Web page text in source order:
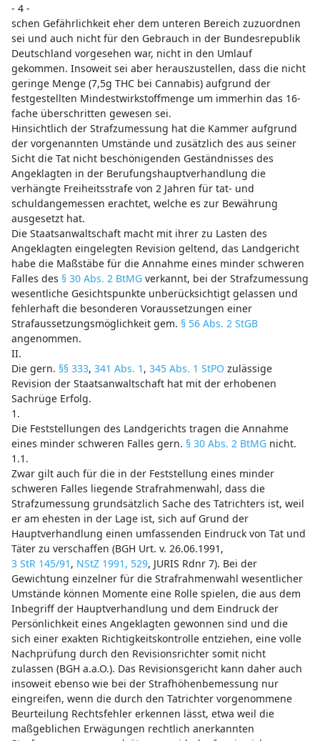
- 4 -
schen Gefährlichkeit eher dem unteren Bereich zuzuordnen
sei und auch nicht für den Gebrauch in der Bundesrepublik
Deutschland vorgesehen war, nicht in den Umlauf
gekommen. Insoweit sei aber herauszustellen, dass die nicht
geringe Menge (7,5g THC bei Cannabis) aufgrund der
festgestellten Mindestwirkstoffmenge um immerhin das 16-
fache überschritten gewesen sei.
Hinsichtlich der Strafzumessung hat die Kammer aufgrund
der vorgenannten Umstände und zusätzlich des aus seiner
Sicht die Tat nicht beschönigenden Geständnisses des
Angeklagten in der Berufungshauptverhandlung die
verhängte Freiheitsstrafe von 2 Jahren für tat- und
schuldangemessen erachtet, welche es zur Bewährung
ausgesetzt hat.
Die Staatsanwaltschaft macht mit ihrer zu Lasten des
Angeklagten eingelegten Revision geltend, das Landgericht
habe die Maßstäbe für die Annahme eines minder schweren
Falles des § 30 Abs. 2 BtMGverkannt, bei der Strafzumessung
wesentliche Gesichtspunkte unberücksichtigt gelassen und
fehlerhaft die besonderen Voraussetzungen einer
Strafaussetzungsmöglichkeit gem. § 56 Abs. 2 StGB
angenommen.
II.
Die gern. §§ 333, 341 Abs. 1 , 345 Abs. 1 StPO zulässige
Revision der Staatsanwaltschaft hat mit der erhobenen
Sachrüge Erfolg.
1.
Die Feststellungen des Landgerichts tragen die Annahme
eines minder schweren Falles gern. § 30 Abs. 2 BtMGnicht.
1.1.
Zwar gilt auch für die in der Feststellung eines minder
schweren Falles liegende Strafrahmenwahl, dass die
Strafzumessung grundsätzlich Sache des Tatrichters ist, weil
er am ehesten in der Lage ist, sich auf Grund der
Hauptverhandlung einen umfassenden Eindruck von Tat und
Täter zu verschaffen (BGH Urt. v. 26.06.1991,
3 StR 145/91 , NStZ 1991, 529, JURIS Rdnr 7). Bei der
Gewichtung einzelner für die Strafrahmenwahl wesentlicher
Umstände können Momente eine Rolle spielen, die aus dem
Inbegriff der Hauptverhandlung und dem Eindruck der
Persönlichkeit eines Angeklagten gewonnen sind und die
sich einer exakten Richtigkeitskontrolle entziehen, eine volle
Nachprüfung durch den Revisionsrichter somit nicht
zulassen (BGH a.a.O.). Das Revisionsgericht kann daher auch
insoweit ebenso wie bei der Strafhöhenbemessung nur
eingreifen, wenn die durch den Tatrichter vorgenommene
Beurteilung Rechtsfehler erkennen lässt, etwa weil die
maßgeblichen Erwägungen rechtlich anerkannten